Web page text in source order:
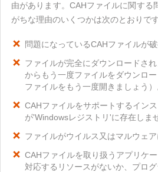
由があります。CAHファイルに関する
がちな理由のいくつかは次のとおりです
問題になっているCAHファイルが
ファイルが完全にダウンロードさ
からもう一度ファイルをダウンロ
ファイルをもう一度開きましょう）
CAHファイルをサポートするイン
が'Windowsレジストリ'に存在しま
ファイルがウイルス又はマルウェ
CAHファイルを取り扱うアプリケ
対応するリソースがないか、プロ